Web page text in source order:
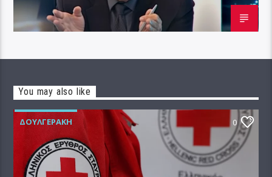
You may also like
ΔΟΥΛΓΕΡΆΚΗ 0